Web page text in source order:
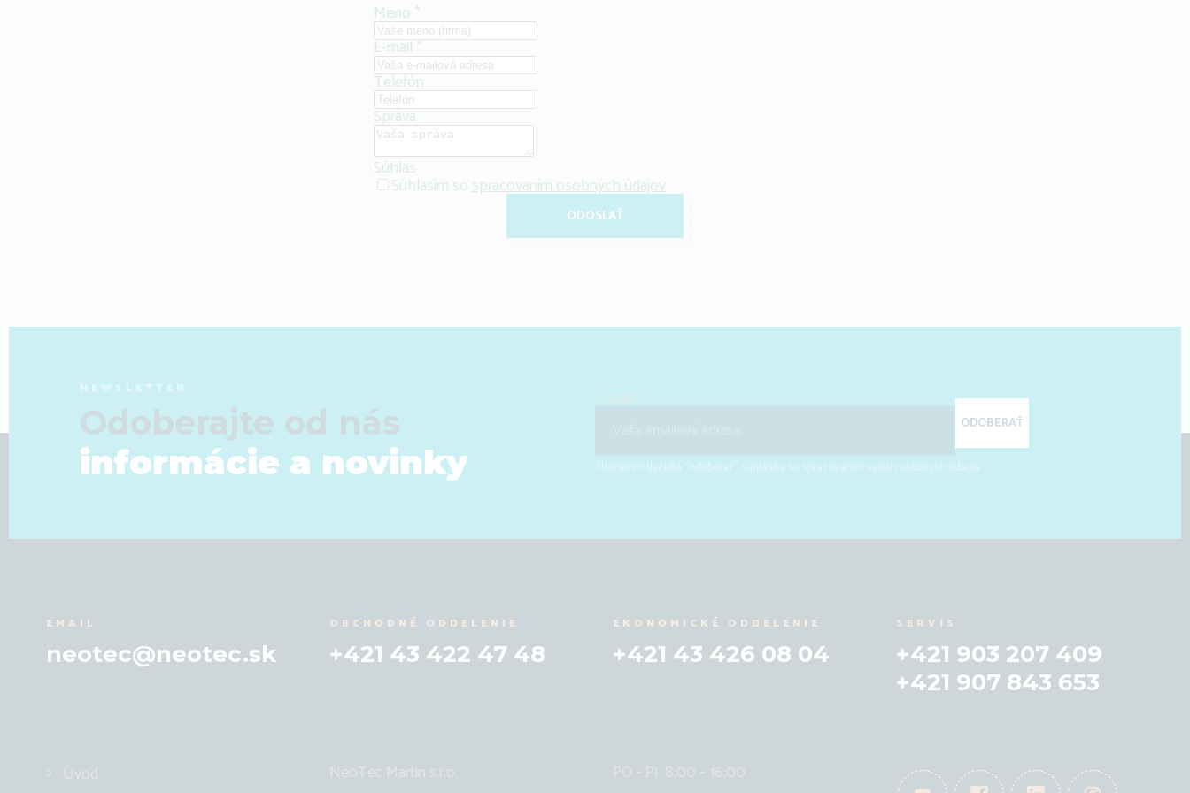
Meno *
E-mail*
Telefón
Správa
Súhlas
Súhlasím sospracovaním osobných údajov
ODOSLAŤ
NEWSLETTER
informácie a novinky
ODOBERAŤ
Stlačením tlačidla "odoberať" súhlasíte so spracovaním vašich osobných údajov.
EMAIL
neotec@neotec.sk
OBCHODNÉ ODDELENIE
+421 43 422 47 48
EKONOMICKÉ ODDELENIE
+421 43 426 08 04
SERVIS
+421 903 207 409
+421 907 843 653